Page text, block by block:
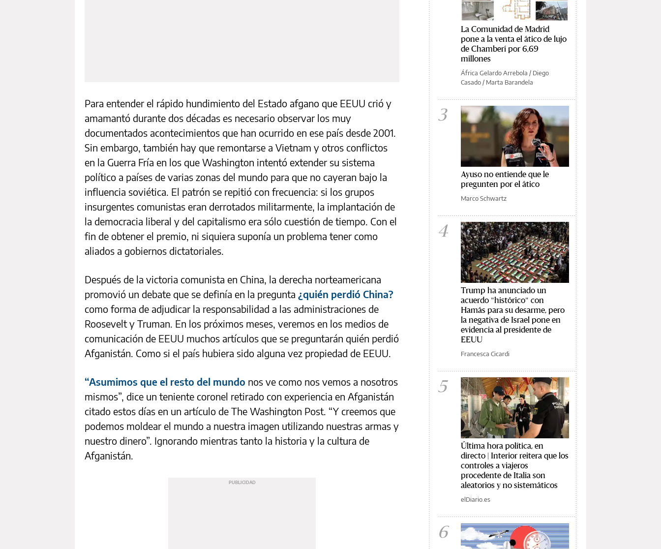
Para entender el rápido hundimiento del Estado afgano que EEUU crió y
amamantó durante dos décadas es necesario observar los muy
documentados acontecimientos que han ocurrido en ese país desde 2001.
Sin embargo, también hay que remontarse a Vietnam y otros conflictos
en la Guerra Fría en los que Washington intentó extender su sistema
político a países de varias zonas del mundo para que no cayeran bajo la
influencia soviética. El patrón se repitió con frecuencia: si los grupos
insurgentes comunistas eran derrotados militarmente, la implantación de
la democracia liberal y del capitalismo era sólo cuestión de tiempo. Con el
fin de obtener el premio, ni siquiera suponía un problema tener como
aliados a gobiernos dictatoriales.
Después de la victoria comunista en China, la derecha norteamericana
promovió un debate que se definía en la pregunta ¿quién perdió China?
como forma de adjudicar la responsabilidad a las administraciones de
Roosevelt y Truman. En los próximos meses, veremos en los medios de
comunicación de EEUU muchos artículos que se preguntarán quién perdió
Afganistán. Como si el país hubiera sido alguna vez propiedad de EEUU.
“Asumimos que el resto del mundo nos ve como nos vemos a nosotros
mismos”, dice un teniente coronel retirado con experiencia en Afganistán
citado estos días en un artículo de The Washington Post. “Y creemos que
podemos moldear el mundo a nuestra imagen utilizando nuestras armas y
nuestro dinero”. Ignorando mientras tanto la historia y la cultura de
Afganistán.
La Comunidad de Madrid
pone a la venta el ático de lujo
de Chamberí por 6,69
millones
África Gelardo Arrebola / Diego
Casado/ Marta Barandela
3
Ayuso no entiende que le
pregunten por el ático
Marco Schwartz
4
Trump ha anunciado un
acuerdo "histórico" con
Hamás para su desarme, pero
la negativa de Israel pone en
evidencia al presidente de
EEUU
Francesca Cicardi
5
Última hora política, en
directo | Interior reitera que los
controles a viajeros
procedente de Italia son
aleatorios y no sistemáticos
elDiario.es
6